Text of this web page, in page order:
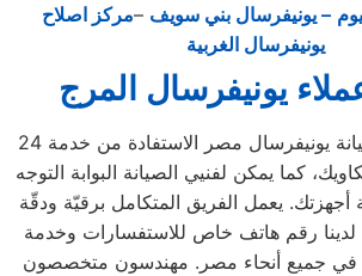
– يونيفرسال بني سويف –مركز اصلاح
يونيفرسال الغربية
يونيفرسال المرج
تتيح لك مراكز صيانة يونيفرسال مصر الاستفادة من خدمة 24
كما يمكن لفنيي الصيانة البوابة التوجه
أجهزتك. يعمل الفريق المتكامل برقيّة ودقّة
لدينا رقم هاتف خاص للاستفسارات وخدمة
في جميع أنحاء مصر. مهندسون متخصصون